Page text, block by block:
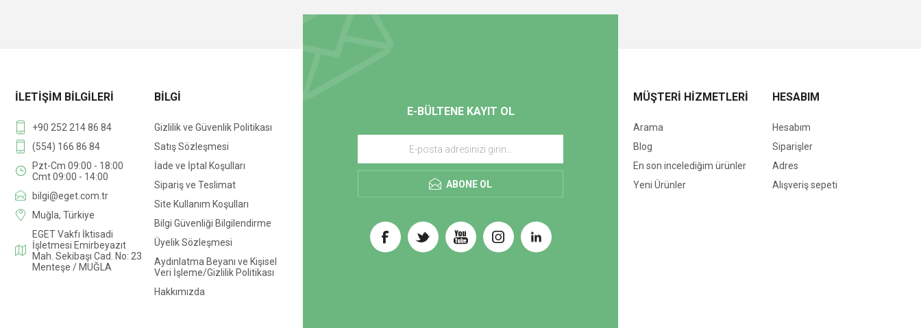
E-BÜLTENE KAYIT OL
ABONE OL
İLETIŞIM BILGILERI
+90 252 214 86 84
(554) 166 86 84
Pzt-Cm 09:00 - 18:00
Cmt 09:00 - 14:00
bilgi@eget.com.tr
Muğla, Türkiye
EGET Vakfı İktisadi
İşletmesi Emirbeyazıt
Mah. Sekibaşı Cad. No: 23
Menteşe / MUĞLA
BILGI
Gizlilik ve Güvenlik Politikası
Satış Sözleşmesi
İade ve İptal Koşulları
Sipariş ve Teslimat
Site Kullanım Koşulları
Bilgi Güvenliği Bilgilendirme
Üyelik Sözleşmesi
Aydınlatma Beyanı ve Kişisel
Veri İşleme/Gizlilik Politikası
Hakkımızda
MÜŞTERI HIZMETLERI
Arama
Blog
En son incelediğim ürünler
Yeni Ürünler
HESABIM
Hesabım
Siparişler
Adres
Alışveriş sepeti